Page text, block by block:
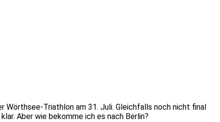
Triathlon am 31. Juli. Gleichfalls noch nicht final
Aber wie bekomme ich es nach Berlin?